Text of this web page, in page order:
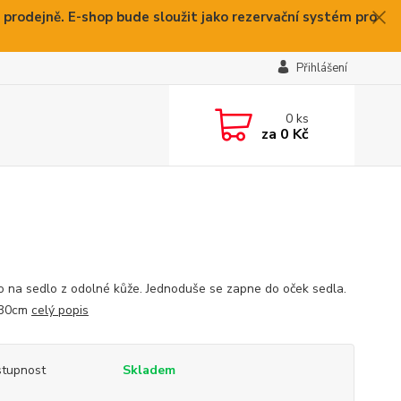
E-shop bude sloužit jako rezervační systém pro
Přihlášení
0ks
za 0 Kč
na sedlo z odolné kůže. Jednoduše se zapne do oček sedla.
celý popis
Skladem